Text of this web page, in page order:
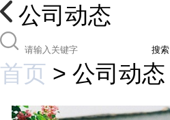
公司动态
搜索
首页 > 公司动态